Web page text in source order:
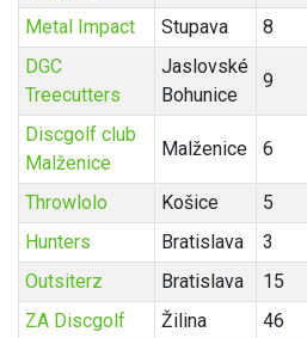
Metal Impact Stupava 8
DGC
Treecutters
Jaslovské
Bohunice
9
Discgolf club
Malženice
Malženice 6
Throwlolo Košice 5
Hunters
Bratislava 3
Outsiterz
Bratislava 15
ZA Discgolf
Žilina 46